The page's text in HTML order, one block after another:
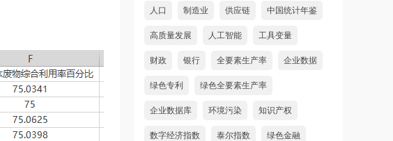
人口 制造业 供应链 中国统计年鉴
高质量发展 人工智能 工具变量
财政 银行 全要素生产率 企业数据
绿色专利 绿色全要素生产率
企业数据库 环境污染 知识产权
数字经济指数 泰尔指数 绿色金融